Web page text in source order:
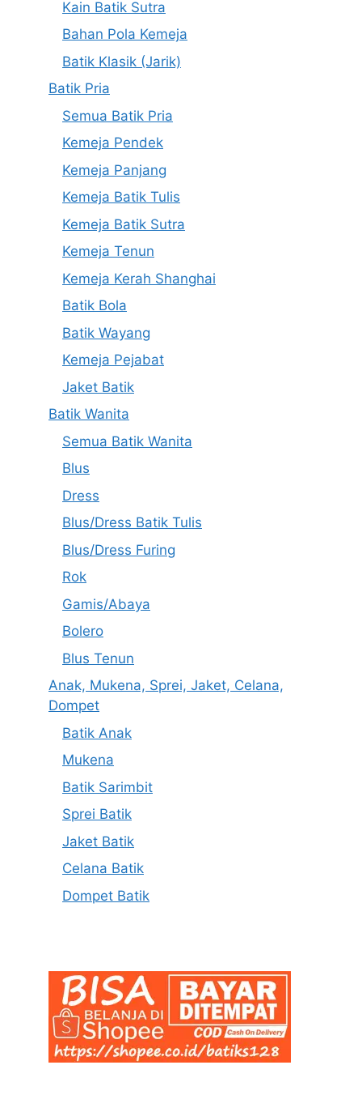
Kain Batik Sutra
Bahan Pola Kemeja
Batik Klasik (Jarik)
Batik Pria
Semua Batik Pria
Kemeja Pendek
Kemeja Panjang
Kemeja Batik Tulis
Kemeja Batik Sutra
Kemeja Tenun
Kemeja Kerah Shanghai
Batik Bola
Batik Wayang
Kemeja Pejabat
Jaket Batik
Batik Wanita
Semua Batik Wanita
Blus
Dress
Blus/Dress Batik Tulis
Blus/Dress Furing
Rok
Gamis/Abaya
Bolero
Blus Tenun
Anak, Mukena, Sprei, Jaket, Celana,
Dompet
Batik Anak
Mukena
Batik Sarimbit
Sprei Batik
Jaket Batik
Celana Batik
Dompet Batik